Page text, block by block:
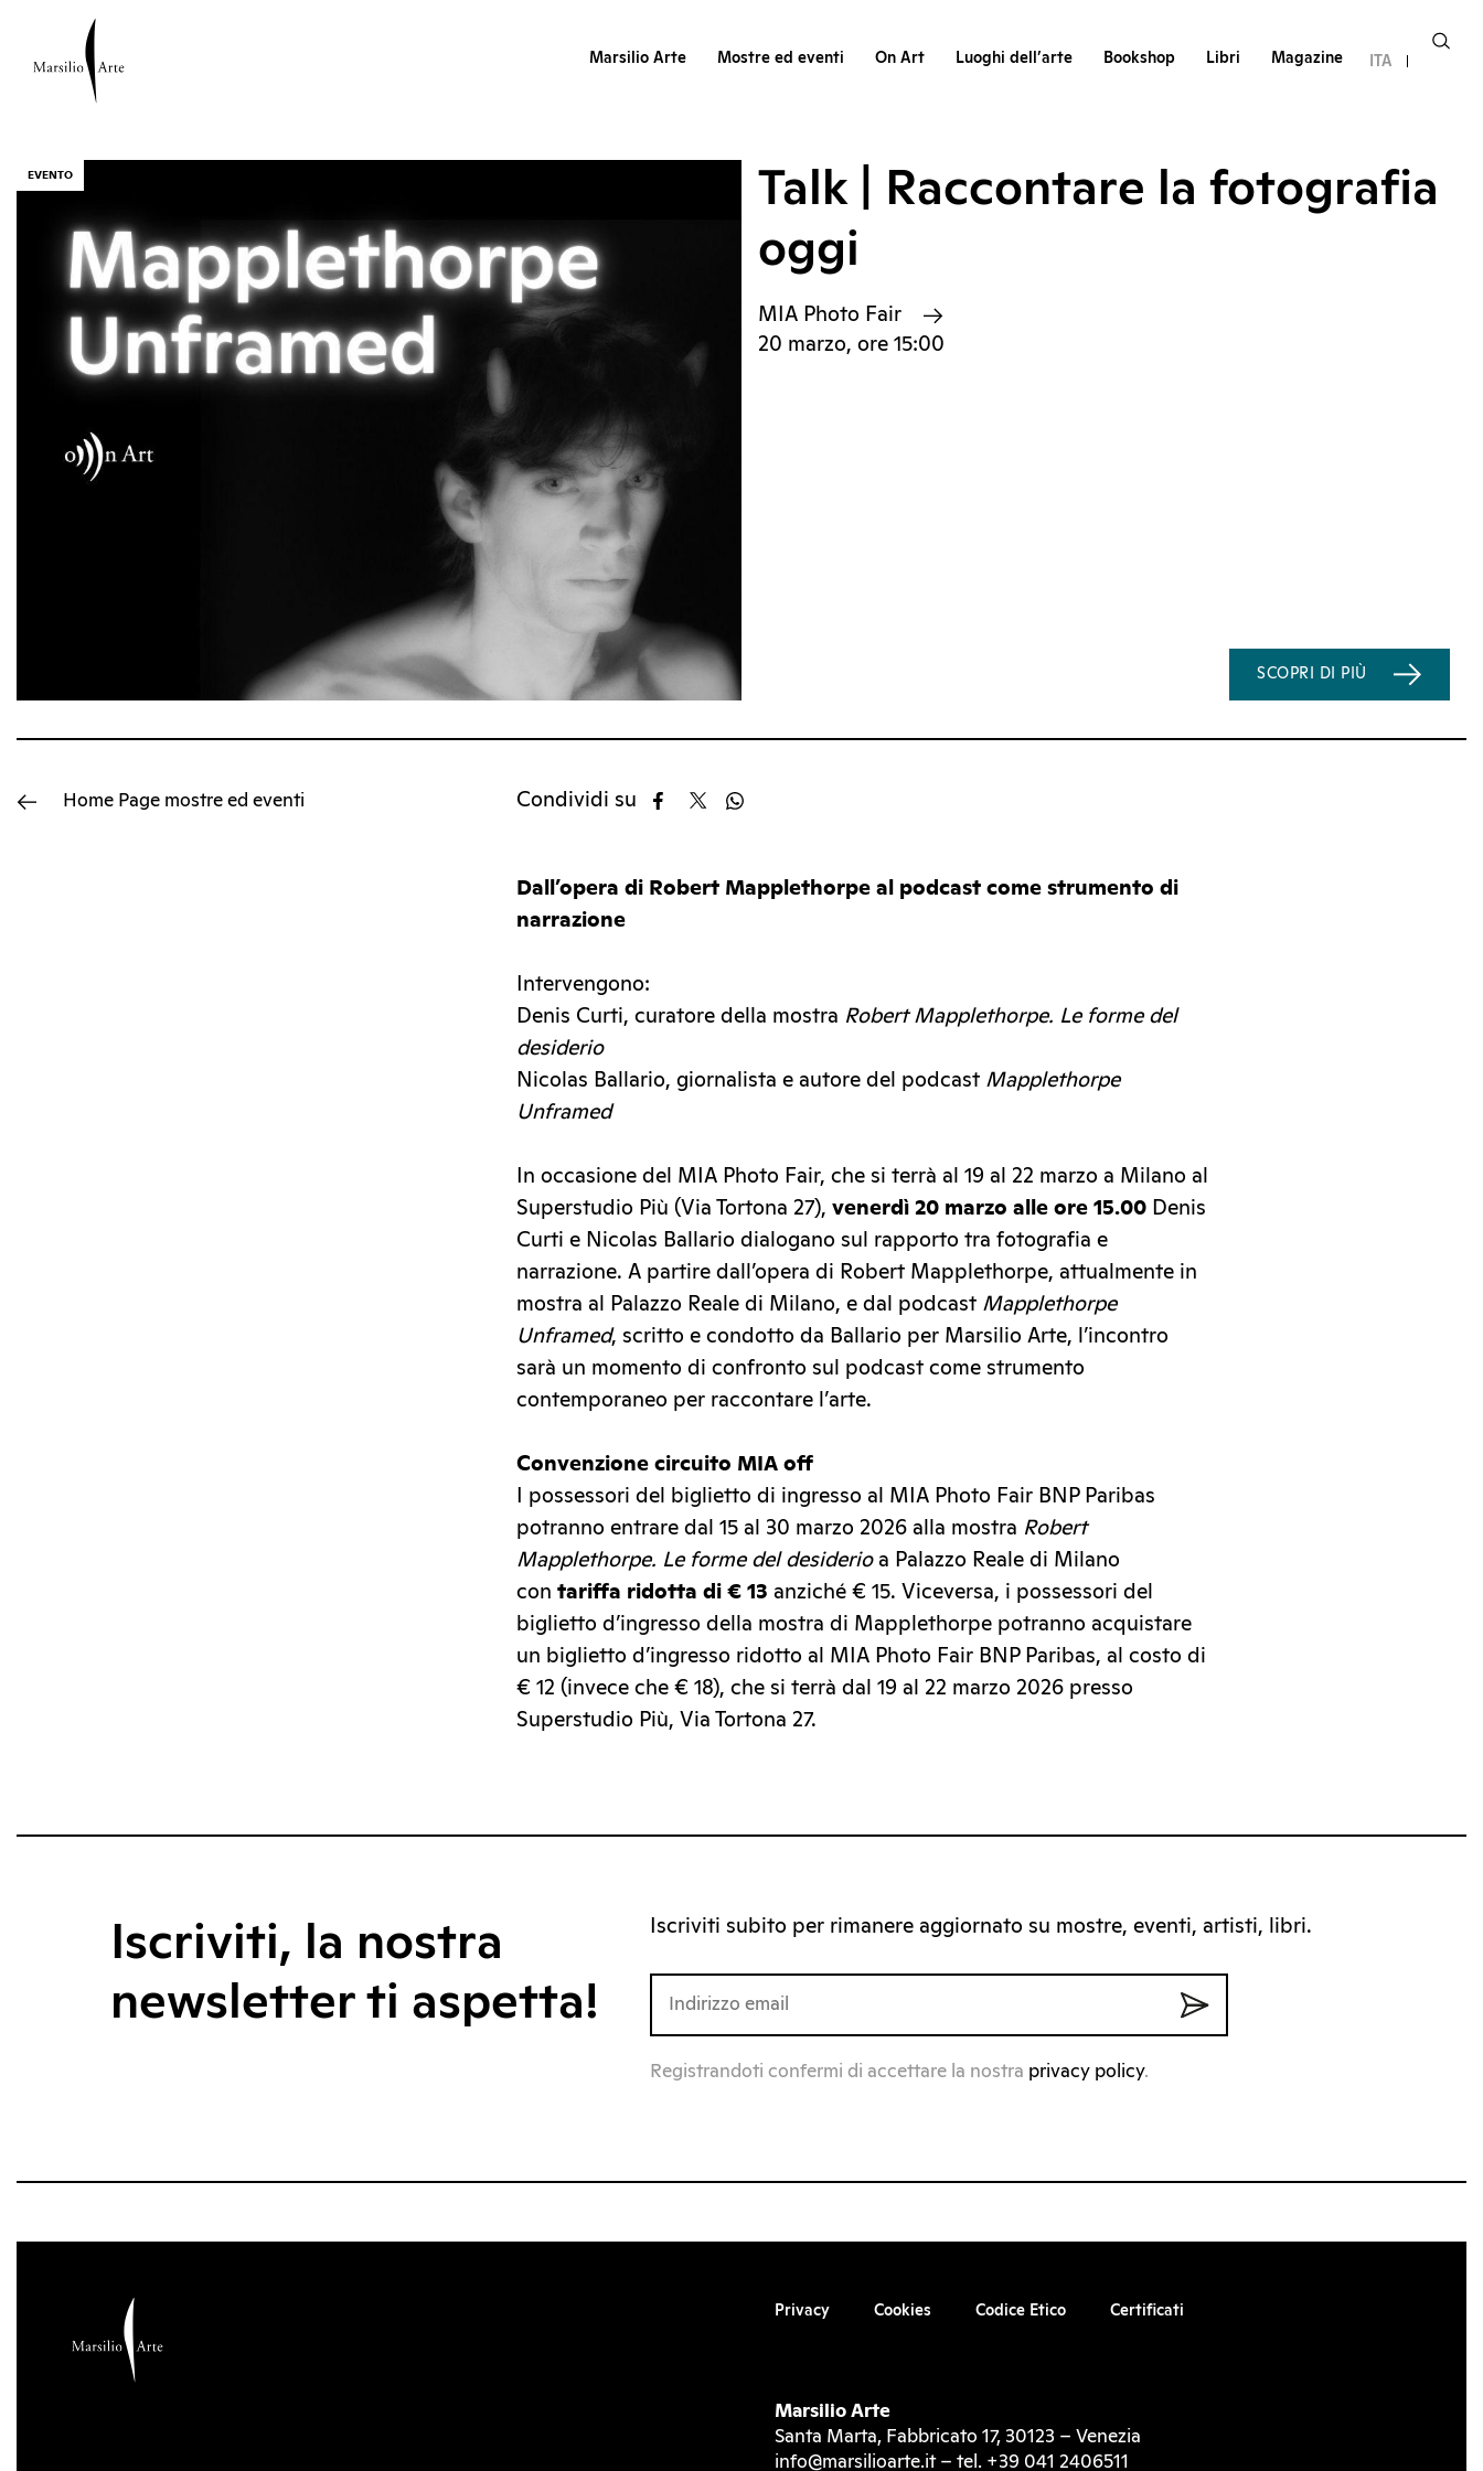
Marsilio Arte Mostre ed eventi On Art Luoghi dell’arte Bookshop Libri Magazine ITA
EVENTO
Talk | Raccontare la fotografia
oggi
MIA Photo Fair
20 marzo, ore 15:00
SCOPRI DI PIÙ
Home Page mostre ed eventi Condividi su
Dall’opera di Robert Mapplethorpe al podcast come strumento di
narrazione
Intervengono:
Denis Curti, curatore della mostra Robert Mapplethorpe. Le forme del
desiderio
Nicolas Ballario, giornalista e autore del podcast Mapplethorpe
Unframed
In occasione del MIA Photo Fair, che si terrà al 19 al 22 marzo a Milano al
Superstudio Più (Via Tortona 27), venerdì 20 marzo alle ore 15.00 Denis
Curti e Nicolas Ballario dialogano sul rapporto tra fotografia e
narrazione. A partire dall’opera di Robert Mapplethorpe, attualmente in
mostra al Palazzo Reale di Milano, e dal podcast Mapplethorpe
Unframed, scritto e condotto da Ballario per Marsilio Arte, l’incontro
sarà un momento di confronto sul podcast come strumento
contemporaneo per raccontare l’arte.
Convenzione circuito MIA off
I possessori del biglietto di ingresso al MIA Photo Fair BNP Paribas
potranno entrare dal 15 al 30 marzo 2026 alla mostra Robert
Mapplethorpe. Le forme del desiderioa Palazzo Reale di Milano
con tariffa ridotta di € 13 anziché € 15. Viceversa, i possessori del
biglietto d’ingresso della mostra di Mapplethorpe potranno acquistare
un biglietto d’ingresso ridotto al MIA Photo Fair BNP Paribas, al costo di
€ 12 (invece che € 18), che si terrà dal 19 al 22 marzo 2026 presso
Superstudio Più, Via Tortona 27.
Iscriviti, la nostra
newsletter ti aspetta!
Iscriviti subito per rimanere aggiornato su mostre, eventi, artisti, libri.
Registrandoti confermi di accettare la nostra privacy policy.
Privacy Cookies Codice Etico Certificati
Marsilio Arte
Santa Marta, Fabbricato 17, 30123 – Venezia
info@marsilioarte.it – tel. +39 041 2406511